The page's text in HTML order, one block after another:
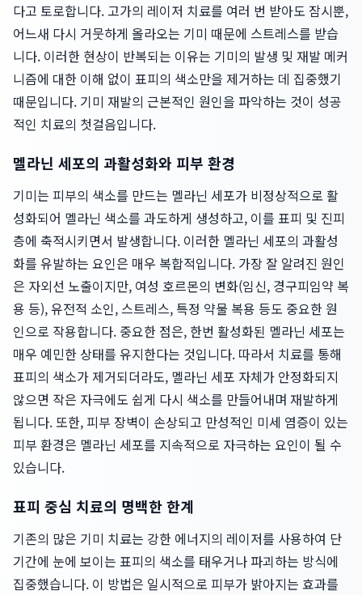
다고 토로합니다. 고가의 레이저 치료를 여러 번 받아도 잠시뿐,
어느새 다시 거뭇하게 올라오는 기미 때문에 스트레스를 받습
니다. 이러한 현상이 반복되는 이유는 기미의 발생 및 재발 메커
니즘에 대한 이해 없이 표피의 색소만을 제거하는 데 집중했기
때문입니다. 기미 재발의 근본적인 원인을 파악하는 것이 성공
적인 치료의 첫걸음입니다.
멜라닌 세포의 과활성화와 피부 환경
기미는 피부의 색소를 만드는 멜라닌 세포가 비정상적으로 활
성화되어 멜라닌 색소를 과도하게 생성하고, 이를 표피 및 진피
층에 축적시키면서 발생합니다. 이러한 멜라닌 세포의 과활성
화를 유발하는 요인은 매우 복합적입니다. 가장 잘 알려진 원인
은 자외선 노출이지만, 여성 호르몬의 변화(임신, 경구피임약 복
용 등), 유전적 소인, 스트레스, 특정 약물 복용 등도 중요한 원
인으로 작용합니다. 중요한 점은, 한번 활성화된 멜라닌 세포는
매우 예민한 상태를 유지한다는 것입니다. 따라서 치료를 통해
표피의 색소가 제거되더라도, 멜라닌 세포 자체가 안정화되지
않으면 작은 자극에도 쉽게 다시 색소를 만들어내며 재발하게
됩니다. 또한, 피부 장벽이 손상되고 만성적인 미세 염증이 있는
피부 환경은 멜라닌 세포를 지속적으로 자극하는 요인이 될 수
있습니다.
표피 중심 치료의 명백한 한계
기존의 많은 기미 치료는 강한 에너지의 레이저를 사용하여 단
기간에 눈에 보이는 표피의 색소를 태우거나 파괴하는 방식에
집중했습니다. 이 방법은 일시적으로 피부가 밝아지는 효과를